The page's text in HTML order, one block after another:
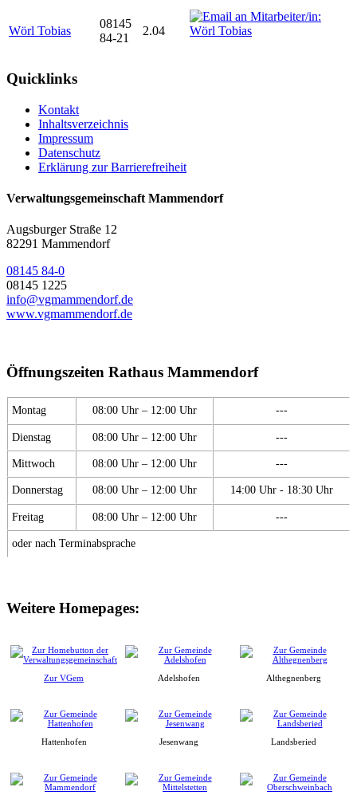
Wörl Tobias
08145
84-21
2.04
Quicklinks
Kontakt
Inhaltsverzeichnis
Impressum
Datenschutz
Erklärung zur Barrierefreiheit
Verwaltungsgemeinschaft Mammendorf
Augsburger Straße 12
82291 Mammendorf
08145 84-0
08145 1225
info@vgmammendorf.de
www.vgmammendorf.de
Öffnungszeiten Rathaus Mammendorf
Montag 08:00 Uhr – 12:00 Uhr ---
Dienstag 08:00 Uhr – 12:00 Uhr ---
Mittwoch 08:00 Uhr – 12:00 Uhr ---
Donnerstag 08:00 Uhr – 12:00 Uhr 14:00 Uhr - 18:30 Uhr
Freitag 08:00 Uhr – 12:00 Uhr ---
oder nach Terminabsprache
Weitere Homepages:
Zur VGem Adelshofen Althegnenberg
Hattenhofen Jesenwang Landsberied